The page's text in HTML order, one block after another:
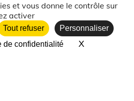
et vous donne le contrôle sur
activer
Tout refuser
Personnaliser
de confidentialité
XMasquer le